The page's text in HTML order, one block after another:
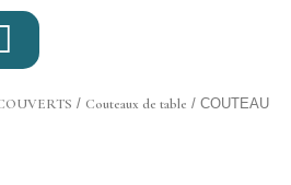
/ Couteaux de table / COUTEAU